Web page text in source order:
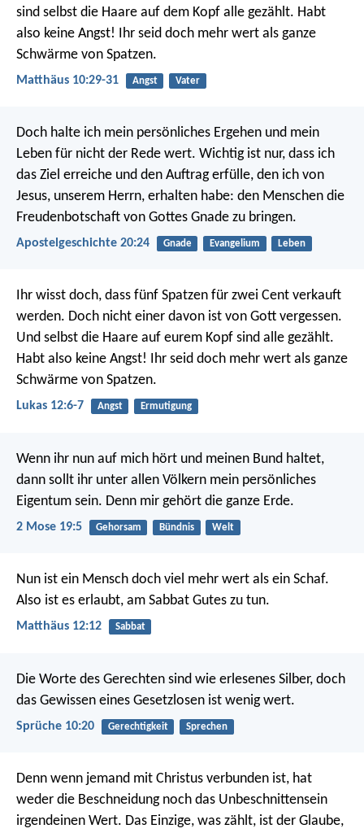
sind selbst die Haare auf dem Kopf alle gezählt. Habt
also keine Angst! Ihr seid doch mehr wert als ganze
Schwärme von Spatzen.
Matthäus 10:29-31 Angst Vater
Doch halte ich mein persönliches Ergehen und mein
Leben für nicht der Rede wert. Wichtig ist nur, dass ich
das Ziel erreiche und den Auftrag erfülle, den ich von
Jesus, unserem Herrn, erhalten habe: den Menschen die
Freudenbotschaft von Gottes Gnade zu bringen.
Apostelgeschichte 20:24 Gnade Evangelium Leben
Ihr wisst doch, dass fünf Spatzen für zwei Cent verkauft
werden. Doch nicht einer davon ist von Gott vergessen.
Und selbst die Haare auf eurem Kopf sind alle gezählt.
Habt also keine Angst! Ihr seid doch mehr wert als ganze
Schwärme von Spatzen.
Lukas 12:6-7 Angst Ermutigung
Wenn ihr nun auf mich hört und meinen Bund haltet,
dann sollt ihr unter allen Völkern mein persönliches
Eigentum sein. Denn mir gehört die ganze Erde.
2 Mose 19:5 Gehorsam Bündnis Welt
Nun ist ein Mensch doch viel mehr wert als ein Schaf.
Also ist es erlaubt, am Sabbat Gutes zu tun.
Matthäus 12:12 Sabbat
Die Worte des Gerechten sind wie erlesenes Silber, doch
das Gewissen eines Gesetzlosen ist wenig wert.
Sprüche 10:20 Gerechtigkeit Sprechen
Denn wenn jemand mit Christus verbunden ist, hat
weder die Beschneidung noch das Unbeschnittensein
irgendeinen Wert. Das Einzige, was zählt, ist der Glaube,